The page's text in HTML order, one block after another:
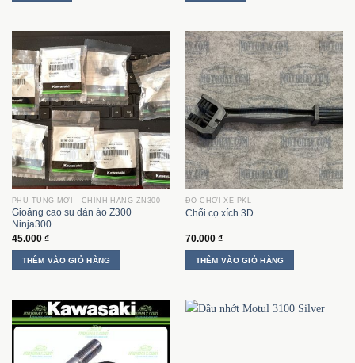
PHỤ TÙNG MỚI - CHÍNH HÃNG ZN300
Gioăng cao su dàn áo Z300
Ninja300
45.000 ₫
THÊM VÀO GIỎ HÀNG
ĐỒ CHƠI XE PKL
Chổi cọ xích 3D
70.000 ₫
THÊM VÀO GIỎ HÀNG